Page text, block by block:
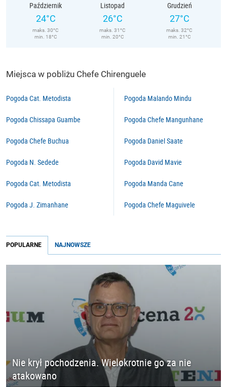
Październik
24°C
maks. 30°C
min. 18°C
Listopad
26°C
maks. 31°C
min. 20°C
Grudzień
27°C
maks. 32°C
min. 21°C
Miejsca w pobliżu Chefe Chirenguele
Pogoda Cat. Metodista
Pogoda Chissapa Guambe
Pogoda Chefe Buchua
Pogoda N. Sedede
Pogoda Cat. Metodista
Pogoda J. Zimanhane
Pogoda Malando Mindu
Pogoda Chefe Mangunhane
Pogoda Daniel Saate
Pogoda David Mavie
Pogoda Manda Cane
Pogoda Chefe Maguivele
POPULARNE NAJNOWSZE
Nie krył pochodzenia. Wielokrotnie go za nie
atakowano